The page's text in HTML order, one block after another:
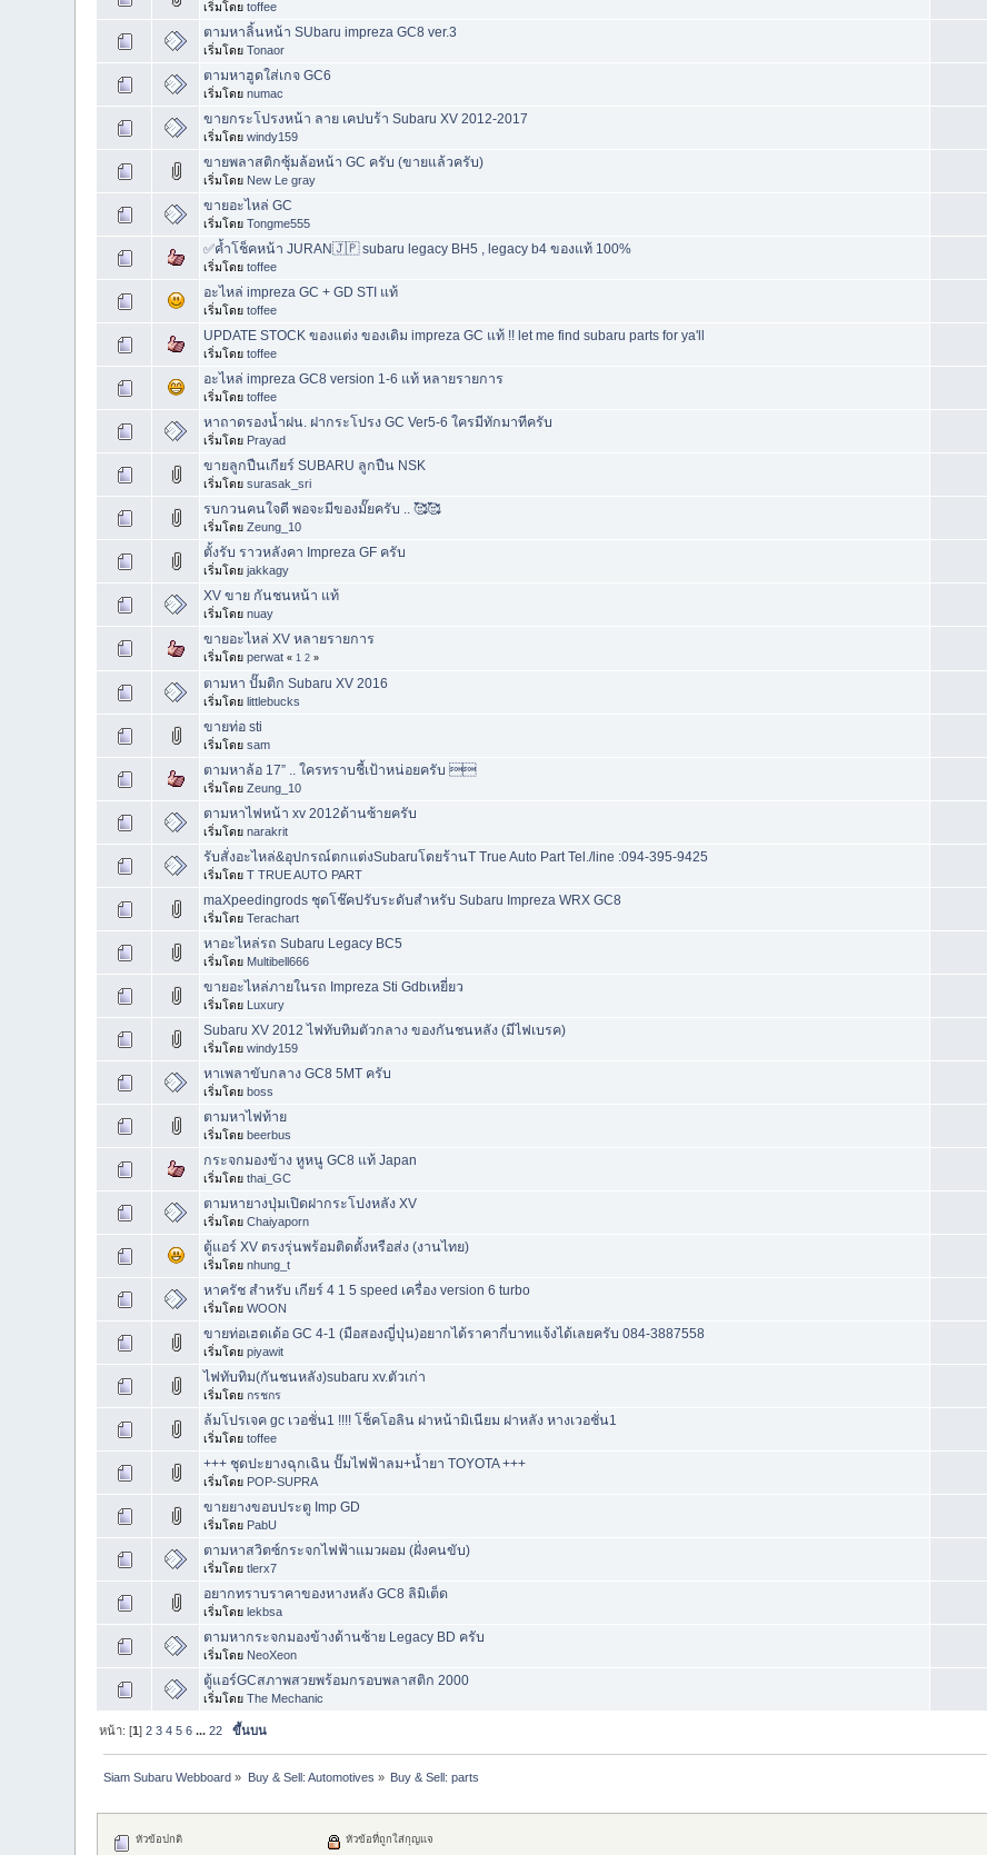
เริ่มโดยtoffee
ตามหาลิ้นหน้า SUbaru impreza GC8 ver.3
เริ่มโดยTonaor
ตามหาฮูดใส่เกจ GC6
เริ่มโดยnumac
ขายกระโปรงหน้า ลาย เคปบร้า Subaru XV 2012-2017
เริ่มโดยwindy159
ขายพลาสติกซุ้มล้อหน้า GC ครับ (ขายแล้วครับ)
เริ่มโดย New Le gray
ขายอะไหล่ GC
เริ่มโดยTongme555
✅ค้ำโช็คหน้า JURAN🇯🇵 subaru legacy BH5 , legacy b4 ของแท้ 100%
เริ่มโดยtoffee
อะไหล่ impreza GC + GD STI แท้
เริ่มโดยtoffee
UPDATE STOCK ของแต่ง ของเดิม impreza GC แท้ !! let me find subaru parts for ya'll
เริ่มโดยtoffee
อะไหล่ impreza GC8 version 1-6 แท้ หลายรายการ
เริ่มโดยtoffee
หาถาดรองน้ำฝน. ฝากระโปรง GC Ver5-6 ใครมีทักมาทีครับ
เริ่มโดย Prayad
ขายลูกปืนเกียร์ SUBARU ลูกปืน NSK
เริ่มโดยsurasak_sri
รบกวนคนใจดี พอจะมีของมั๊ยครับ .. 🥰🥰
เริ่มโดยZeung_10
ตั้งรับ ราวหลังคา Impreza GF ครับ
เริ่มโดยjakkagy
XV ขาย กันชนหน้า แท้
เริ่มโดยnuay
ขายอะไหล่ XV หลายรายการ
เริ่มโดยperwat « 1 2 »
ตามหา ปั๊มติก Subaru XV 2016
เริ่มโดยlittlebucks
ขายท่อ sti
เริ่มโดยsam
ตามหาล้อ 17” .. ใครทราบชี้เป้าหน่อยครับ 
เริ่มโดยZeung_10
ตามหาไฟหน้า xv 2012ด้านซ้ายครับ
เริ่มโดยnarakrit
รับสั่งอะไหล่&อุปกรณ์ตกแต่งSubaruโดยร้านT True Auto Part Tel./line :094-395-9425
เริ่มโดยT TRUE AUTO PART
maXpeedingrods ชุดโช๊คปรับระดับสำหรับ Subaru Impreza WRX GC8
เริ่มโดยTerachart
หาอะไหล่รถ Subaru Legacy BC5
เริ่มโดย Multibell666
ขายอะไหล่ภายในรถ Impreza Sti Gdbเหยี่ยว
เริ่มโดย Luxury
Subaru XV 2012 ไฟทับทิมตัวกลาง ของกันชนหลัง (มีไฟเบรค)
เริ่มโดยwindy159
หาเพลาขับกลาง GC8 5MT ครับ
เริ่มโดยboss
ตามหาไฟท้าย
เริ่มโดยbeerbus
กระจกมองข้าง หูหนู GC8 แท้ Japan
เริ่มโดยthai_GC
ตามหายางปุ่มเปิดฝากระโปงหลัง XV
เริ่มโดยChaiyaporn
ตู้แอร์ XV ตรงรุ่นพร้อมติดตั้งหรือส่ง (งานไทย)
เริ่มโดยnhung_t
หาครัช สำหรับ เกียร์ 4 1 5 speed เครื่อง version 6 turbo
เริ่มโดยWOON
ขายท่อเฮดเด้อ GC 4-1 (มือสองญี่ปุ่น)อยากได้ราคากี่บาทแจ้งได้เลยครับ 084-3887558
เริ่มโดยpiyawit
ไฟทับทิม(กันชนหลัง)​subaru​ xv.ตัวเก่า
เริ่มโดยกรชกร
ล้มโปรเจค gc เวอชั่น1 !!!! โช็คโอลิน ฝาหน้ามิเนียม ฝาหลัง หางเวอชั่น1
เริ่มโดยtoffee
+++ ชุดปะยางฉุกเฉิน ปั๊มไฟฟ้าลม+น้ำยา TOYOTA +++
เริ่มโดย POP-SUPRA
ขายยางขอบประตู Imp GD
เริ่มโดย PabU
ตามหาสวิตซ์กระจกไฟฟ้าแมวผอม (ฝั่งคนขับ)
เริ่มโดยtlerx7
อยากทราบราคาของหางหลัง GC8 ลิมิเต็ด
เริ่มโดยlekbsa
ตามหากระจกมองข้างด้านซ้าย Legacy BD ครับ
เริ่มโดย NeoXeon
ตู้แอร์GCสภาพสวยพร้อมกรอบพลาสติก 2000
เริ่มโดยThe Mechanic
หน้า: [1]2 3 4 5 6 ...22 ขึ้นบน
Siam Subaru Webboard » Buy & Sell: Automotives » Buy & Sell: parts
หัวข้อปกติ
หัวข้อที่ถูกใส่กุญแจ